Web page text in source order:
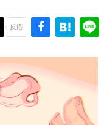
さんに取材し、ゲームが
主要なトピック・タイト
ンタビューや識者による
できる決定版！
反応